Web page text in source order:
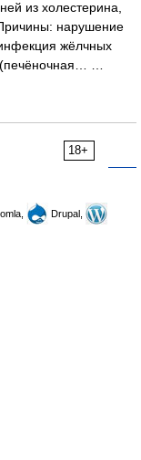
из холестерина,
нарушение
жёлчных
(печёночная… …
18+
Drupal,